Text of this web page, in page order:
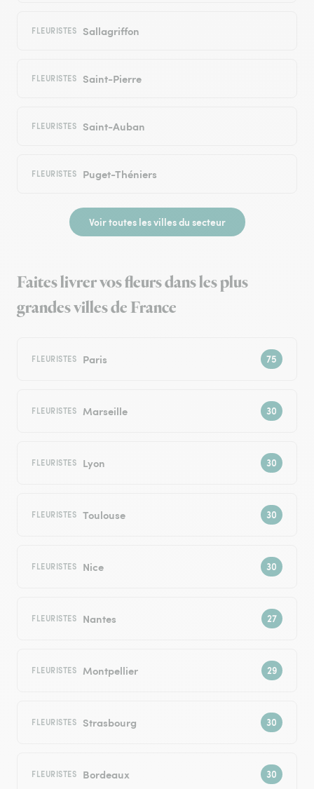
FLEURISTES Sallagriffon
FLEURISTES Saint-Pierre
FLEURISTES Saint-Auban
FLEURISTES Puget-Théniers
Voir toutes les villes du secteur
Faites livrer vos fleurs dans les plus
grandes villes de France
FLEURISTES Paris
FLEURISTES Marseille
FLEURISTES Lyon
FLEURISTES Toulouse
FLEURISTES Nice
FLEURISTES Nantes
FLEURISTES Montpellier
FLEURISTES Strasbourg
FLEURISTES Bordeaux